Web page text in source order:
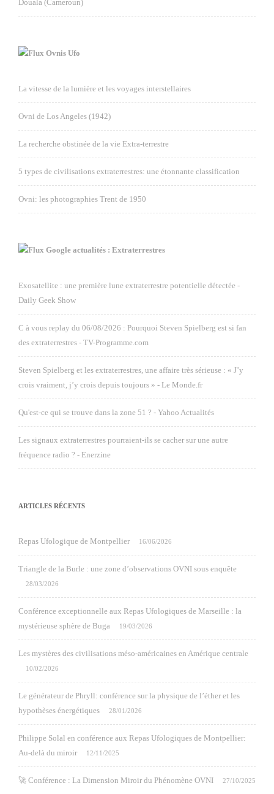
Douala (Cameroun)
Ovnis Ufo
La vitesse de la lumière et les voyages interstellaires
Ovni de Los Angeles (1942)
La recherche obstinée de la vie Extra-terrestre
5 types de civilisations extraterrestres: une étonnante classification
Ovni: les photographies Trent de 1950
Google actualités : Extraterrestres
Exosatellite : une première lune extraterrestre potentielle détectée -
Daily Geek Show
C à vous replay du 06/08/2026 : Pourquoi Steven Spielberg est si fan
des extraterrestres - TV-Programme.com
Steven Spielberg et les extraterrestres, une affaire très sérieuse : « J’y
crois vraiment, j’y crois depuis toujours » - Le Monde.fr
Qu'est-ce qui se trouve dans la zone 51 ? - Yahoo Actualités
Les signaux extraterrestres pourraient-ils se cacher sur une autre
fréquence radio ? - Enerzine
ARTICLES RÉCENTS
Repas Ufologique de Montpellier 16/06/2026
Triangle de la Burle : une zone d’observations OVNI sous enquête
28/03/2026
Conférence exceptionnelle aux Repas Ufologiques de Marseille : la
mystérieuse sphère de Buga
19/03/2026
Les mystères des civilisations méso-américaines en Amérique centrale
10/02/2026
Le générateur de Phryll: conférence sur la physique de l’éther et les
hypothèses énergétiques
28/01/2026
Philippe Solal en conférence aux Repas Ufologiques de Montpellier:
Au-delà du miroir
12/11/2025
🚀 Conférence : La Dimension Miroir du Phénomène OVNI 27/10/2025